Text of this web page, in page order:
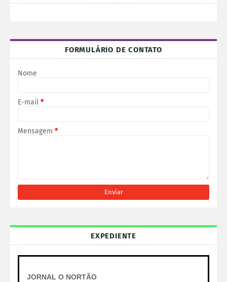
FORMULÁRIO DE CONTATO
Nome
E-mail *
Mensagem *
EXPEDIENTE
JORNAL O NORTÃO